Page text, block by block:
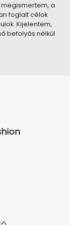
a
foglalt célok
Kijelentem,
befolyás nélkül